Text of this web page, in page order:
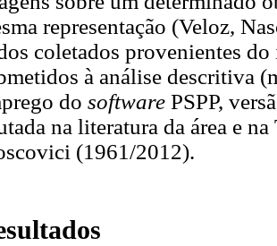
representação (Veloz,
coletados provenientes
à análise descritiva
do software PSPP,
na literatura da área e
(1961/2012).